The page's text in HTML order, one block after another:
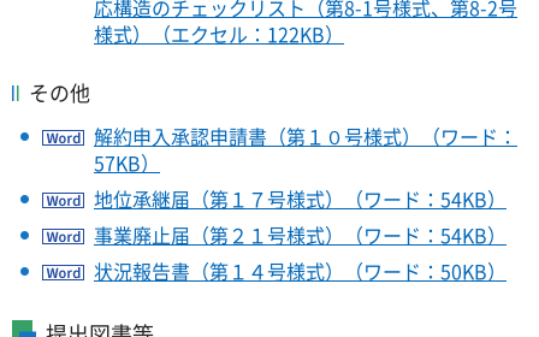
応構造のチェックリスト（第8-1号様式、第8-2号
様式）（エクセル：122KB）
その他
解約申入承認申請書（第１０号様式）（ワード：
57KB）
地位承継届（第１７号様式）（ワード：54KB）
事業廃止届（第２１号様式）（ワード：54KB）
状況報告書（第１４号様式）（ワード：50KB）